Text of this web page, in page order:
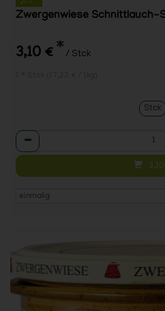
Zwergenwiese Schnittlauch-
3,10 € * / Stck
Stck
Anzahl
3,10